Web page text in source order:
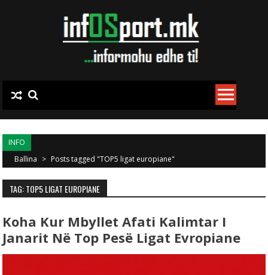
INFO
Ballina > Posts tagged "TOP5 ligat europiane"
TAG: TOP5 LIGAT EUROPIANE
Koha Kur Mbyllet Afati Kalimtar I
Janarit Në Top Pesë Ligat Evropiane